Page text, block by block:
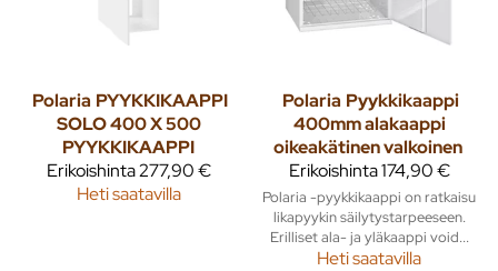
Polaria PYYKKIKAAPPI
SOLO 400 X 500
PYYKKIKAAPPI
Erikoishinta277,90 €
Heti saatavilla
Polaria Pyykkikaappi
400mm alakaappi
oikeakätinen valkoinen
Erikoishinta174,90 €
Polaria -pyykkikaappi on ratkaisu
likapyykin säilytystarpeeseen.
Erilliset ala- ja yläkaappi void...
Heti saatavilla